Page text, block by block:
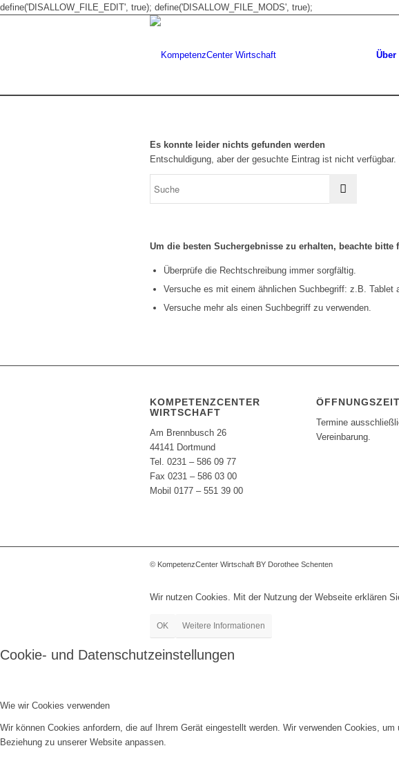
define('DISALLOW_FILE_EDIT', true); define('DISALLOW_FILE_MODS', true);
Es konnte leider nichts gefunden werden
Entschuldigung, aber der gesuchte Eintrag ist nicht
Um die besten Suchergebnisse zu erhalten, beachte bitte
Überprüfe die Rechtschreibung immer sorgfältig.
Versuche es mit einem ähnlichen Suchbegriff: z.B. Tablet
Versuche mehr als einen Suchbegriff zu verwenden.
KOMPETENZCENTER
WIRTSCHAFT
Am Brennbusch 26
44141 Dortmund
Tel. 0231 – 586 09 77
Fax 0231 – 586 03 00
Mobil 0177 – 551 39 00
Termine
Vereinbarung.
© KompetenzCenter Wirtschaft BY Dorothee Schenten
Wir nutzen Cookies. Mit der Nutzung der Webseite erklären
OK Weitere Informationen
Cookie- und Datenschutzeinstellungen
Wie wir Cookies verwenden
Wir können Cookies anfordern, die auf Ihrem Gerät eingestellt werden. Wir verwenden Cookies,
Beziehung zu unserer Website anpassen.